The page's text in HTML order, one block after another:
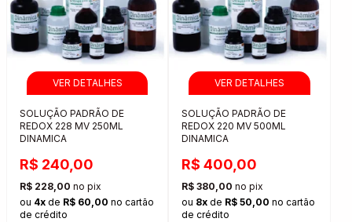
SOLUÇÃO PADRÃO DE
REDOX 228 MV 250ML
DINAMICA
R$ 240,00
R$ 228,00 no pix
ou 4x de R$ 60,00 no cartão
de crédito
SOLUÇÃO PADRÃO DE
REDOX 220 MV 500ML
DINAMICA
R$ 400,00
R$ 380,00 no pix
ou 8x de R$ 50,00 no cartão
de crédito